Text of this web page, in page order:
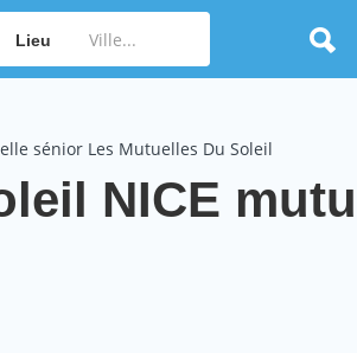
Lieu
sénior Les Mutuelles Du Soleil
NICE